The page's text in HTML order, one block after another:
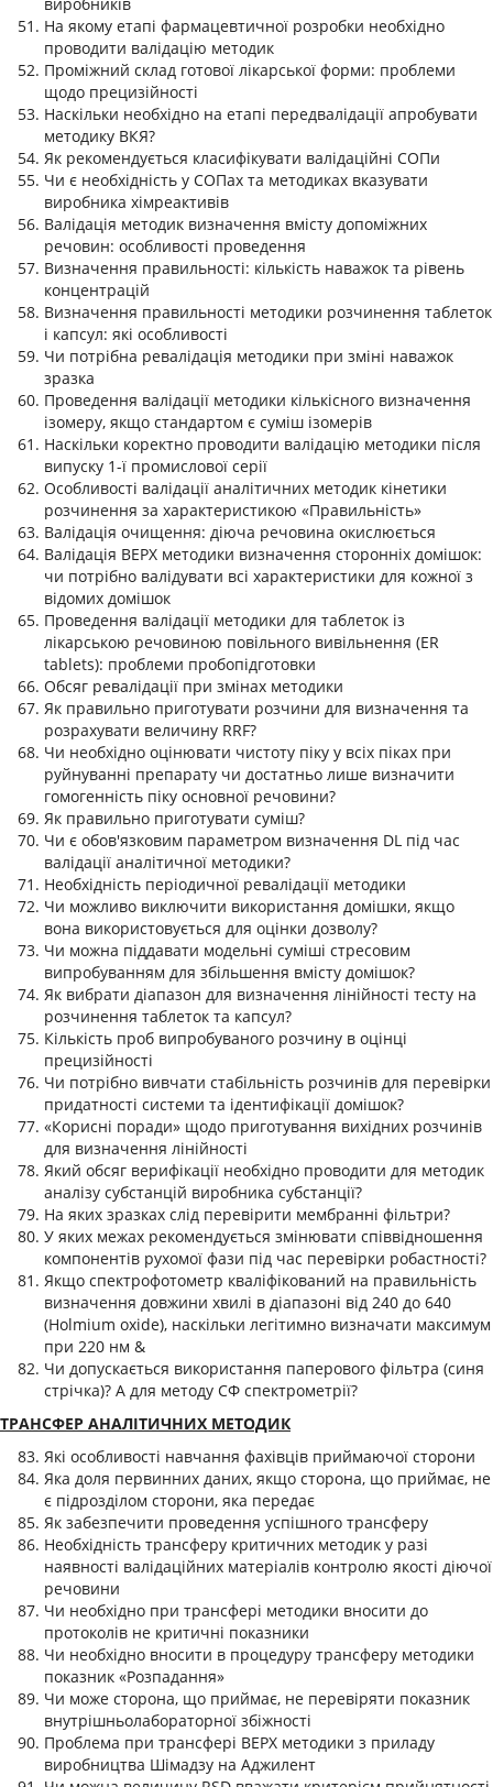
На якому етапі фармацевтичної розробки необхідно
проводити валідацію методик
Проміжний склад готової лікарської форми: проблеми
щодо прецизійності
Наскільки необхідно на етапі передвалідації апробувати
методику ВКЯ?
Як рекомендується класифікувати валідаційні СОПи
Чи є необхідність у СОПах та методиках вказувати
виробника хімреактивів
Валідація методик визначення вмісту допоміжних
речовин: особливості проведення
Визначення правильності: кількість наважок та рівень
концентрацій
Визначення правильності методики розчинення таблеток
і капсул: які особливості
Чи потрібна ревалідація методики при зміні наважок
зразка
Проведення валідації методики кількісного визначення
ізомеру, якщо стандартом є суміш ізомерів
Наскільки коректно проводити валідацію методики після
випуску 1-ї промислової серії
Особливості валідації аналітичних методик кінетики
розчинення за характеристикою «Правильність»
Валідація очищення: діюча речовина окислюється
Валідація ВЕРХ методики визначення сторонніх домішок:
чи потрібно валідувати всі характеристики для кожної з
відомих домішок
Проведення валідації методики для таблеток із
лікарською речовиною повільного вивільнення (ER
tablets): проблеми пробопідготовки
Обсяг ревалідації при змінах методики
Як правильно приготувати розчини для визначення та
розрахувати величину RRF?
Чи необхідно оцінювати чистоту піку у всіх піках при
руйнуванні препарату чи достатньо лише визначити
гомогенність піку основної речовини?
Як правильно приготувати суміш?
Чи є обов'язковим параметром визначення DL під час
валідації аналітичної методики?
Необхідність періодичної ревалідації методики
Чи можливо виключити використання домішки, якщо
вона використовується для оцінки дозволу?
Чи можна піддавати модельні суміші стресовим
випробуванням для збільшення вмісту домішок?
Як вибрати діапазон для визначення лінійності тесту на
розчинення таблеток та капсул?
Кількість проб випробуваного розчину в оцінці
прецизійності
Чи потрібно вивчати стабільність розчинів для перевірки
придатності системи та ідентифікації домішок?
«Корисні поради» щодо приготування вихідних розчинів
для визначення лінійності
Який обсяг верифікації необхідно проводити для методик
аналізу субстанцій виробника субстанції?
На яких зразках слід перевірити мембранні фільтри?
У яких межах рекомендується змінювати співвідношення
компонентів рухомої фази під час перевірки робастності?
Якщо спектрофотометр кваліфікований на правильність
визначення довжини хвилі в діапазоні від 240 до 640
(Holmium oxide), наскільки легітимно визначати максимум
при 220 нм &
Чи допускається використання паперового фільтра (синя
стрічка)? А для методу СФ спектрометрії?
ТРАНСФЕР АНАЛІТИЧНИХ МЕТОДИК
Які особливості навчання фахівців приймаючої сторони
Яка доля первинних даних, якщо сторона, що приймає, не
є підрозділом сторони, яка передає
Як забезпечити проведення успішного трансферу
Необхідність трансферу критичних методик у разі
наявності валідаційних матеріалів контролю якості діючої
речовини
Чи необхідно при трансфері методики вносити до
протоколів не критичні показники
Чи необхідно вносити в процедуру трансферу методики
показник «Розпадання»
Чи може сторона, що приймає, не перевіряти показник
внутрішньолабораторної збіжності
Проблема при трансфері ВЕРХ методики з приладу
виробництва Шімадзу на Аджилент